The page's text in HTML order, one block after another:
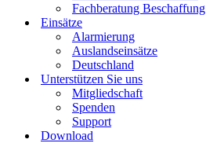
Fachberatung Beschaffung
Einsätze
Alarmierung
Auslandseinsätze
Deutschland
Unterstützen Sie uns
Mitgliedschaft
Spenden
Support
Download